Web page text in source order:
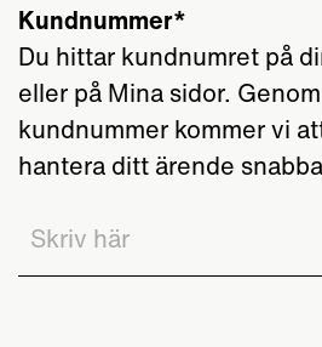
Kundnummer
Du hittar kundnumret på
eller på Mina sidor.
kundnummer kommer vi
hantera ditt ärende